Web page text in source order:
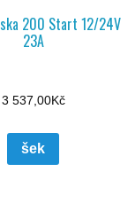
200 Start 12/24V
23A
3 537,00Kč
šek